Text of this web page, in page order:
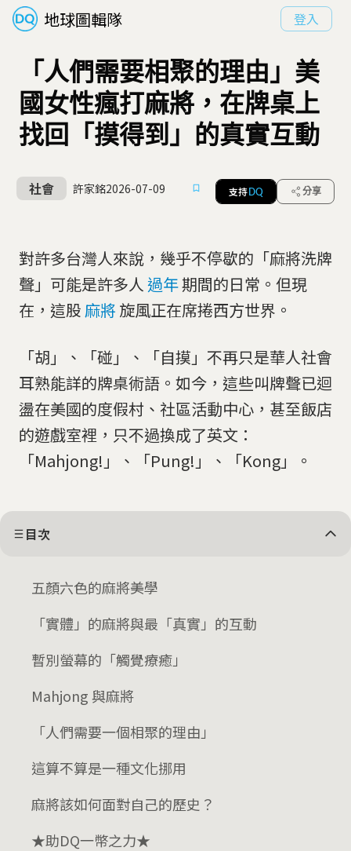
地球圖輯隊 登入
「人們需要相聚的理由」美
國女性瘋打麻將，在牌桌上
找回「摸得到」的真實互動
社會 許家銘2026-07-09 支持 DQ 分享
對許多台灣人來說，幾乎不停歇的「麻將洗牌
聲」可能是許多人過年期間的日常。但現
在，這股 麻將 旋風正在席捲西方世界。
「胡」、「碰」、「自摸」不再只是華人社會
耳熟能詳的牌桌術語。如今，這些叫牌聲已迴
盪在美國的度假村、社區活動中心，甚至飯店
的遊戲室裡，只不過換成了英文：
「Mahjong!」、「Pung!」、「Kong」。
目次
五顏六色的麻將美學
「實體」的麻將與最「真實」的互動
暫別螢幕的「觸覺療癒」
Mahjong 與麻將
「人們需要一個相聚的理由」
這算不算是一種文化挪用
麻將該如何面對自己的歷史？
★助DQ一幣之力★